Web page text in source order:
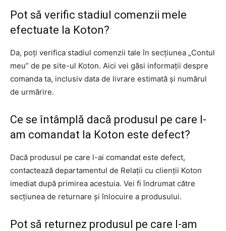
Pot să verific stadiul comenzii mele
efectuate la Koton?
Da, poți verifica stadiul comenzii tale în secțiunea „Contul
meu” de pe site-ul Koton. Aici vei găsi informații despre
comanda ta, inclusiv data de livrare estimată și numărul
de urmărire.
Ce se întâmplă dacă produsul pe care l-
am comandat la Koton este defect?
Dacă produsul pe care l-ai comandat este defect,
contactează departamentul de Relații cu clienții Koton
imediat după primirea acestuia. Vei fi îndrumat către
secțiunea de returnare și înlocuire a produsului.
Pot să returnez produsul pe care l-am